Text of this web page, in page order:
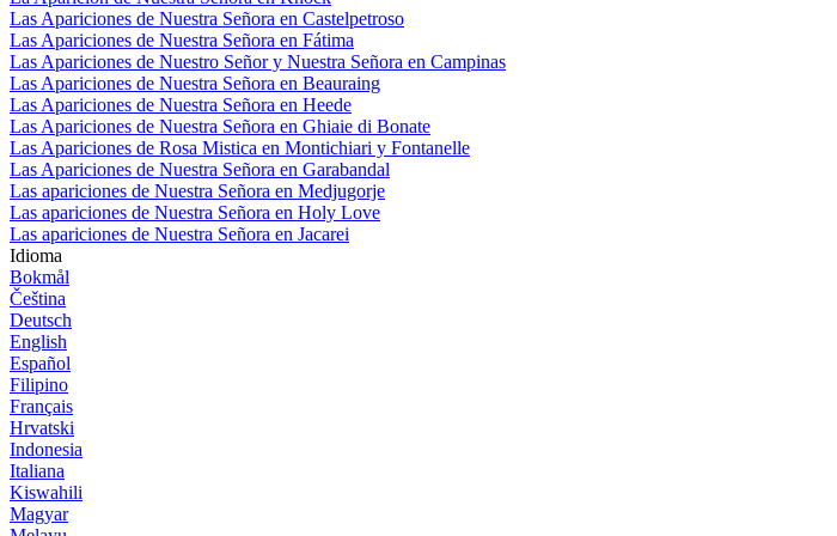
Las Apariciones de Nuestra Señora en Castelpetroso
Las Apariciones de Nuestra Señora en Fátima
Las Apariciones de Nuestro Señor y Nuestra Señora en Campinas
Las Apariciones de Nuestra Señora en Beauraing
Las Apariciones de Nuestra Señora en Heede
Las Apariciones de Nuestra Señora en Ghiaie di Bonate
Las Apariciones de Rosa Mistica en Montichiari y Fontanelle
Las Apariciones de Nuestra Señora en Garabandal
Las apariciones de Nuestra Señora en Medjugorje
Las apariciones de Nuestra Señora en Holy Love
Las apariciones de Nuestra Señora en Jacarei
Idioma
Bokmål
Čeština
Deutsch
English
Español
Filipino
Français
Hrvatski
Indonesia
Italiana
Kiswahili
Magyar